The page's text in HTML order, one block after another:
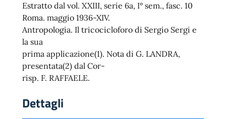
Estratto dal vol. XXIII, serie 6a, I° sem., fasc. 10
Roma. maggio 1936-XIV.
Antropologia. Il tricocicloforo di Sergio Sergi e
la sua
prima applicazione(1). Nota di G. LANDRA,
presentata(2) dal Cor-
risp. F. RAFFAELE.
Dettagli